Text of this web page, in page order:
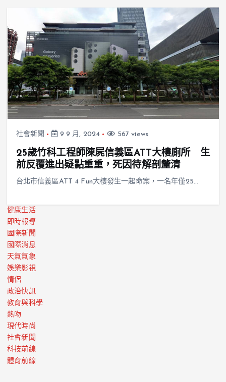
社會新聞 9 9 月, 2024 567 views
25歲竹科工程師陳屍信義區ATT大樓廁所 生
前反覆進出疑點重重，死因待解剖釐清
台北市信義區ATT 4 Fun大樓發生一起命案，一名年僅25…
健康生活
即時報導
國際新聞
國際消息
天氣氣象
娛樂影視
情侶
政治快訊
教育與科學
熱吻
現代時尚
社會新聞
科技前線
體育前線